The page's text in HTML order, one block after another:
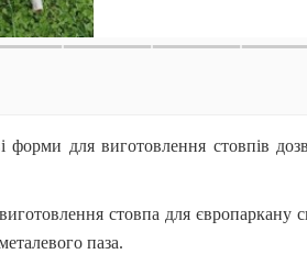
форми для виготовлення стовпів
стовпа для європаркану
паза.